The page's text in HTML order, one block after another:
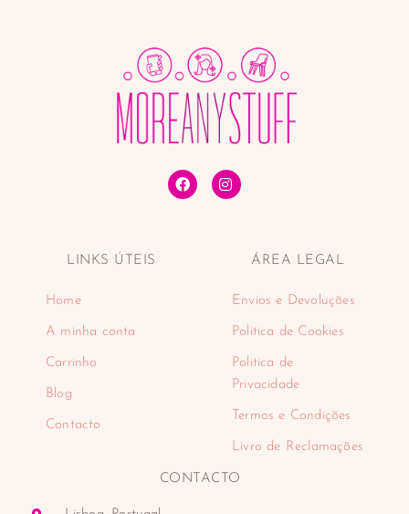
LINKS ÚTEIS
Home
A minha conta
Carrinho
Blog
Contacto
ÁREA LEGAL
Envios e Devoluções
Politica de Cookies
Politica de
Privacidade
Termos e Condições
Livro de Reclamações
CONTACTO